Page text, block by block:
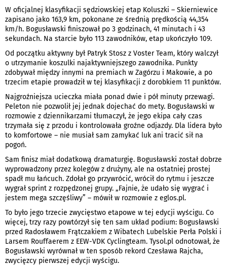
W oficjalnej klasyfikacji sędziowskiej etap Koluszki – Skierniewice
zapisano jako 163,9 km, pokonane ze średnią prędkością 44,354
km/h. Bogusławski finiszował po 3 godzinach, 41 minutach i 43
sekundach. Na starcie było 113 zawodników, etap ukończyło 109.
Od początku aktywny był Patryk Stosz z Voster Team, który walczył
o utrzymanie koszulki najaktywniejszego zawodnika. Punkty
zdobywał między innymi na premiach w Zagórzu i Makowie, a po
trzecim etapie prowadził w tej klasyfikacji z dorobkiem 11 punktów.
Najgroźniejsza ucieczka miała ponad dwie i pół minuty przewagi.
Peleton nie pozwolił jej jednak dojechać do mety. Bogusławski w
rozmowie z dziennikarzami tłumaczył, że jego ekipa cały czas
trzymała się z przodu i kontrolowała groźne odjazdy. Dla lidera było
to komfortowe – nie musiał sam zamykać luk ani tracić sił na
pogoń.
Sam finisz miał dodatkową dramaturgię. Bogusławski został dobrze
wyprowadzony przez kolegów z drużyny, ale na ostatniej prostej
spadł mu łańcuch. Zdołał go przywrócić, wrócił do rytmu i jeszcze
wygrał sprint z rozpędzonej grupy. „Fajnie, że udało się wygrać i
jestem mega szczęśliwy” – mówił w rozmowie z eglos.pl.
To było jego trzecie zwycięstwo etapowe w tej edycji wyścigu. Co
więcej, trzy razy powtórzył się ten sam układ podium: Bogusławski
przed Radosławem Frątczakiem z Wibatech Lubelskie Perła Polski i
Larsem Rouffaerem z EEW-VDK Cyclingteam. Tysol.pl odnotował, że
Bogusławski wyrównał w ten sposób rekord Czesława Rajcha,
zwycięzcy pierwszej edycji wyścigu.